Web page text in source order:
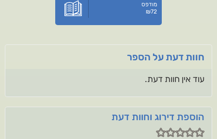
מודפס
₪72
חוות דעת על הספר
עוד אין חוות דעת.
הוספת דירוג וחוות דעת